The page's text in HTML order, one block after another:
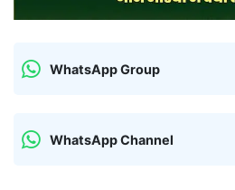
WhatsApp Group
WhatsApp Channel